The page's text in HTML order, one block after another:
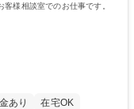
様相談室でのお仕事です。
あり
在宅OK